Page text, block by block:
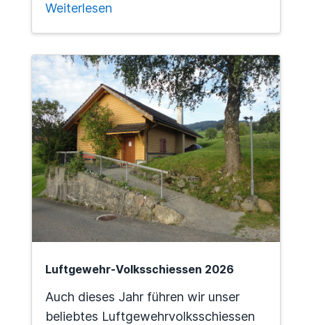
Weiterlesen
Luftgewehr-Volksschiessen 2026
Auch dieses Jahr führen wir unser
beliebtes Luftgewehrvolksschiessen